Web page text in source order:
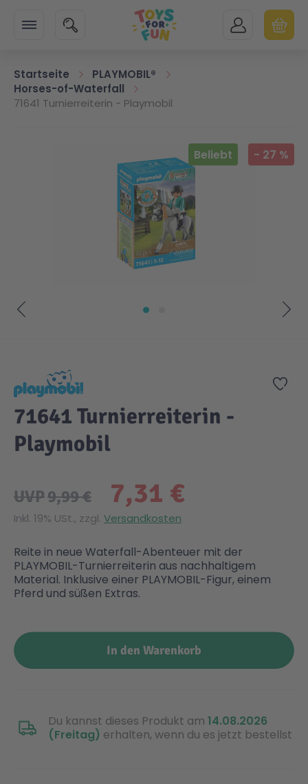
SUCHE MEIN KONTO
Startseite
PLAYMOBIL®
Horses-of-Waterfall
71641 Turnierreiterin - Playmobil
Beliebt - 27 %
Zur
71641 Turnierreiterin -
Playmobil
7,31 €
UVP9,99 €
Inkl. 19% USt., zzgl. Versandkosten
Reite in neue Waterfall-Abenteuer mit der
PLAYMOBIL-Turnierreiterin aus nachhaltigem
Material. Inklusive einer PLAYMOBIL-Figur, einem
Pferd und süßen Extras.
In den Warenkorb
Du kannst dieses Produkt am 14.08.2026
(Freitag) erhalten, wenn du es jetzt bestellst